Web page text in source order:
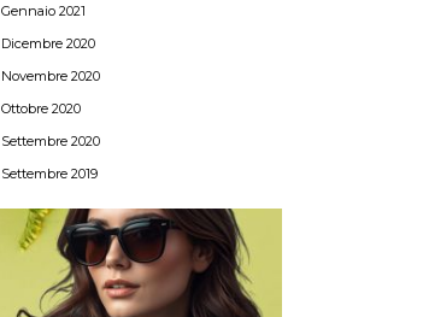
Gennaio 2021
Dicembre 2020
Novembre 2020
Ottobre 2020
Settembre 2020
Settembre 2019